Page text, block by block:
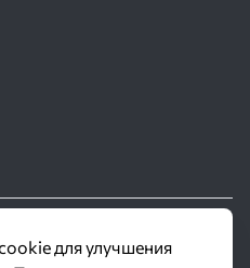
объединение «Трубное
для улучшения